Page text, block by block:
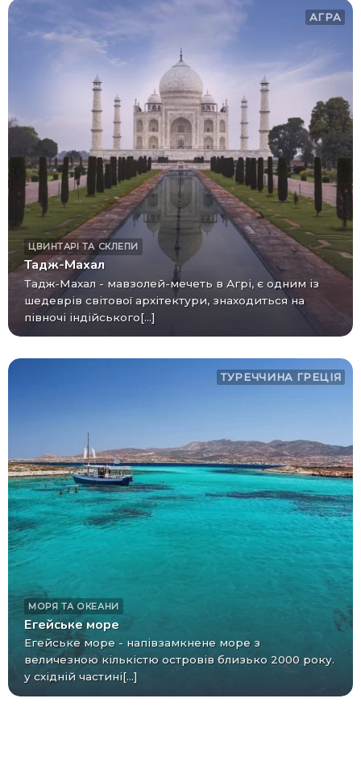
АГРА
ЦВИНТАРІ ТА СКЛЕПИ
Тадж-Махал
Тадж-Махал - мавзолей-мечеть в Агрі, є одним із
шедеврів світової архітектури, знаходиться на
півночі індійського[...]
ТУРЕЧЧИНА ГРЕЦІЯ
МОРЯ ТА ОКЕАНИ
Егейське море
Егейське море - напівзамкнене море з
величезною кількістю островів близько 2000 року.
у східній частині[...]